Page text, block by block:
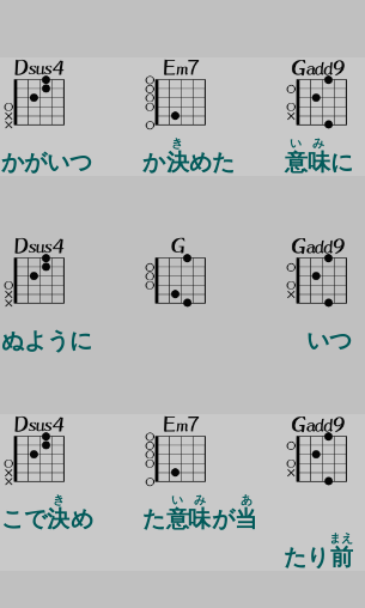
かがいつ か決
き
めた 意
い
味
み
に
ぬように いつ
こで決
き
め た意
い
味
み
が当
あ
たり 前
まえ